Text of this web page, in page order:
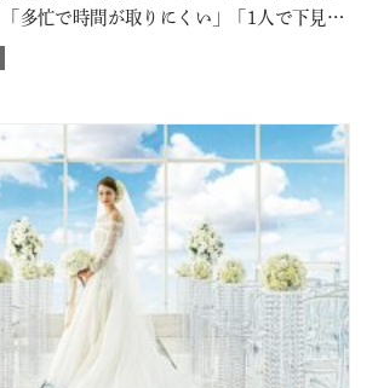
多忙で時間が取りにくい」「1人で下見し
い彼に話を聞いてもらいたい」といった
日、ご試食・ご試着もOK♪ このフェア